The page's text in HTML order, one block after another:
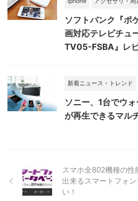
ソフトバンク『ポ
画対応テレビチ
TV05-FSBA』レ
新着ニュース・トレンド
ソニー、1台でウ
が再生できるマル
スマホ全802機種の
出来るスマートフォ
い！